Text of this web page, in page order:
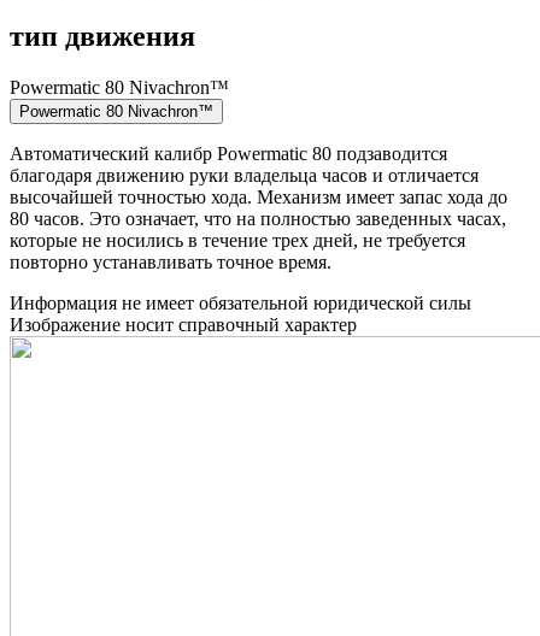
тип движения
Powermatic 80 Nivachron™
Powermatic 80 Nivachron™
Автоматический калибр Powermatic 80 подзаводится
благодаря движению руки владельца часов и отличается
высочайшей точностью хода. Механизм имеет запас хода до
80 часов. Это означает, что на полностью заведенных часах,
которые не носились в течение трех дней, не требуется
повторно устанавливать точное время.
Информация не имеет обязательной юридической силы
Изображение носит справочный характер